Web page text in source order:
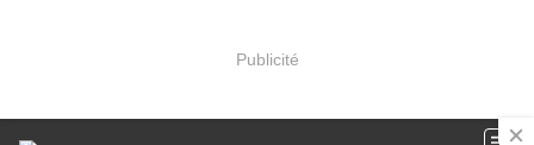
Publicité